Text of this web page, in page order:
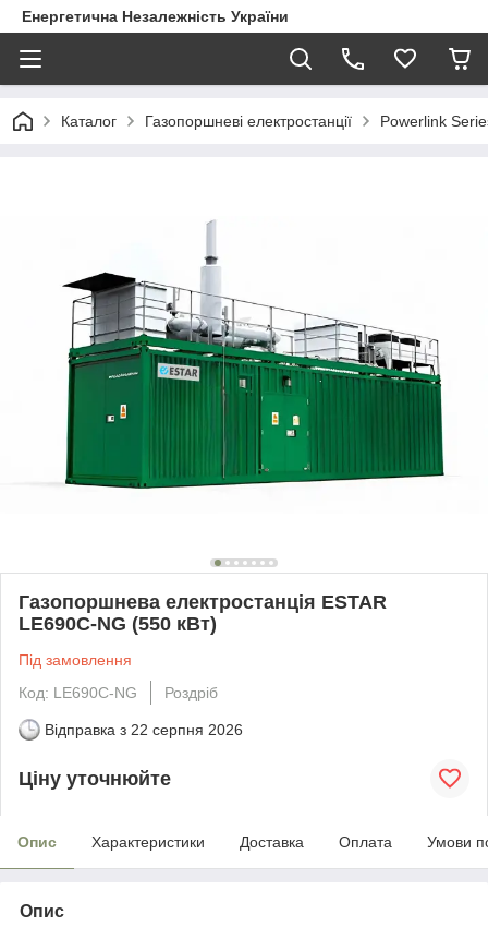
Енергетична Незалежність України
Каталог Газопоршневі електростанції Powerlink
Газопоршнева електростанція ESTAR
LE690С-NG (550 кВт)
Під замовлення
Код: LE690С-NG
Роздріб
Відправка з 22 серпня 2026
Ціну уточнюйте
Опис Характеристики Доставка Оплата Умови
Опис